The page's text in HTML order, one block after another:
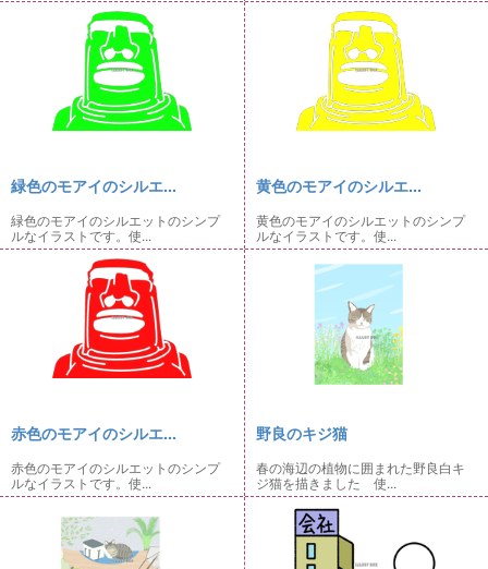
緑色のモアイのシルエ...
緑色のモアイのシルエットのシンプ
ルなイラストです。使...
黄色のモアイのシルエ...
黄色のモアイのシルエットのシンプ
ルなイラストです。使...
赤色のモアイのシルエ...
赤色のモアイのシルエットのシンプ
ルなイラストです。使...
野良のキジ猫
春の海辺の植物に囲まれた野良白キ
ジ猫を描きました 使...